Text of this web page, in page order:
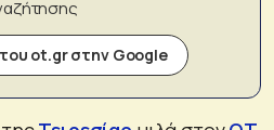
ot.gr στην Google